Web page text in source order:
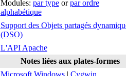
Modules: par typeorpar ordre
alphabétique
Support des Objets partagés
(DSO)
L'API Apache
Notes liées aux plates-formes
Microsoft Windows| Cygwin